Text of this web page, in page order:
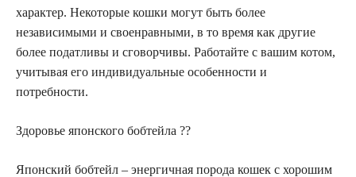
характер. Некоторые кошки могут быть более
независимыми и своенравными, в то время как другие
более податливы и сговорчивы. Работайте с вашим котом,
учитывая его индивидуальные особенности и
потребности.
Здоровье японского бобтейла ??
Японский бобтейл – энергичная порода кошек с хорошим